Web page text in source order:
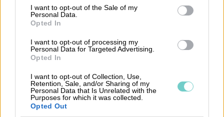
consent section.
I want to opt-out of the Sale of my
Personal Data.
Opted In
I want to opt-out of processing my
Personal Data for Targeted Advertising.
Opted In
I want to opt-out of Collection, Use,
Retention, Sale, and/or Sharing of my
Personal Data that Is Unrelated with the
Purposes for which it was collected.
Opted Out
en redovisningsbyrå kan ta hand om ett
obegränsat antal kundföretag med
månadsavgiften. Den användarbaserade
avgiften definieras av den mest omfattande
versionen som användaren på
redovisningsbyrån har tillgång till. Alla avgifter
för Ledger-versionen faktureras av
redovisningsbyrån. Moms 25 procent tillkommer